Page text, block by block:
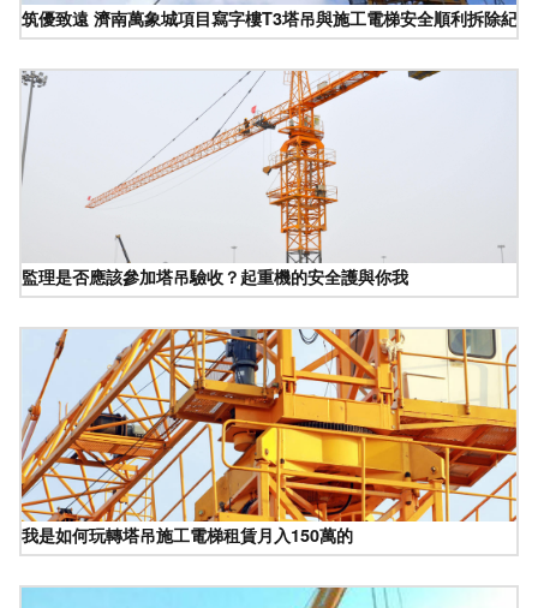
筑優致遠 濟南萬象城項目寫字樓T3塔吊與施工電梯安全順利拆除紀實
監理是否應該參加塔吊驗收？起重機的安全護與你我
我是如何玩轉塔吊施工電梯租賃月入150萬的